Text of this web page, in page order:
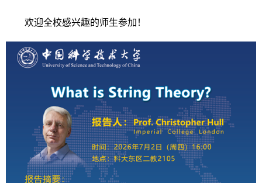
欢迎全校感兴趣的师生参加！